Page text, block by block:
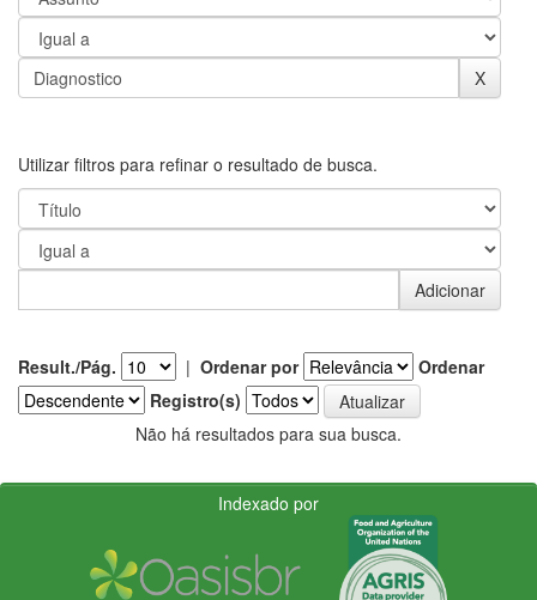
Utilizar filtros para refinar o resultado de busca.
Result./Pág. | Ordenar por
Ordenar
Registro(s)
Não há resultados para sua busca.
Indexado por